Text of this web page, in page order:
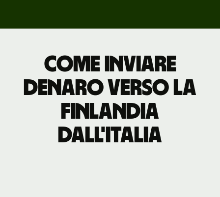
Come inviare
denaro verso la
Finlandia
dall'Italia